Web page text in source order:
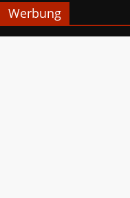
Werbung